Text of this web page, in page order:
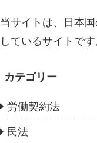
当サイトは、日本
しているサイトです
カテゴリー
労働契約法
民法